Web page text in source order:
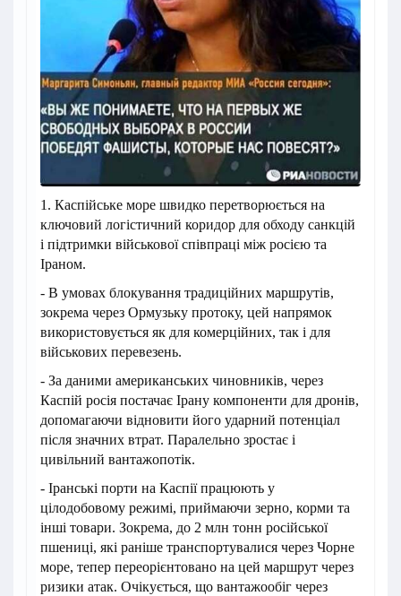
1. Каспійське море швидко перетворюється на
ключовий логістичний коридор для обходу санкцій
і підтримки військової співпраці між росією та
Іраном.
- В умовах блокування традиційних маршрутів,
зокрема через Ормузьку протоку, цей напрямок
використовується як для комерційних, так і для
військових перевезень.
- За даними американських чиновників, через
Каспій росія постачає Ірану компоненти для дронів,
допомагаючи відновити його ударний потенціал
після значних втрат. Паралельно зростає і
цивільний вантажопотік.
- Іранські порти на Каспії працюють у
цілодобовому режимі, приймаючи зерно, корми та
інші товари. Зокрема, до 2 млн тонн російської
пшениці, які раніше транспортувалися через Чорне
море, тепер переорієнтовано на цей маршрут через
ризики атак. Очікується, що вантажообіг через